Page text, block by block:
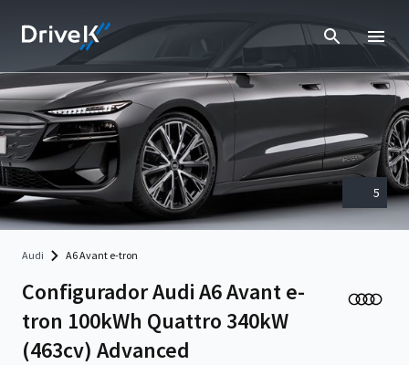
5
Audi A6 Avant e-tron
Configurador Audi A6 Avant e-
tron 100kWh Quattro 340kW
(463cv) Advanced